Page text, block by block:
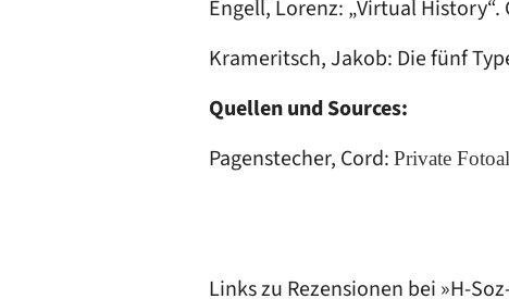
Engell, Lorenz: „Virtual History“.
Krameritsch, Jakob: Die fünf
Quellen und Sources:
Pagenstecher, Cord: Private
Links zu Rezensionen bei »H-